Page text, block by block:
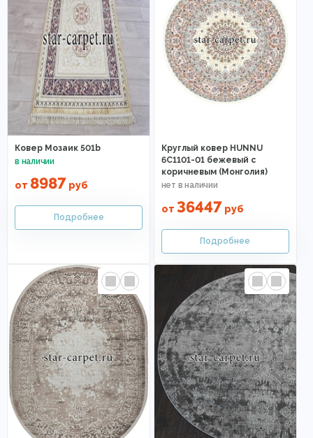
Ковер Мозаик 501b
от 8987 руб
Круглый ковер HUNNU
6C1101-01 бежевый с
коричневым (Монголия)
от 36447 руб